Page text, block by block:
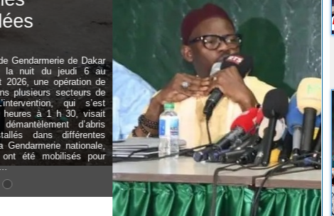
Les préparatifs de l’édition 2026 du
Gamou de Tivaouane, commémorant la
naissance du Prophète Mouhamed
(PSL), vont bon train. À quelques
semaines de cet événement religieux,
prévu dans la nuit du 25 au 26 août
prochain, un point de presse a été tenu
ce samedi 8 août pour transmettre les
recommandations du Khalife général à
l’endroit des fidèles. Prenant la parole,
Serigne Moustapha Sy Al Amine,...